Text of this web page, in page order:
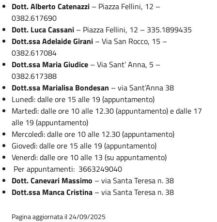
Dott. Alberto Catenazzi – Piazza Fellini, 12 –
0382.617690
Dott. Luca Cassani – Piazza Fellini, 12 – 335.1899435
Dott.ssa Adelaide Girani – Via San Rocco, 15 –
0382.617084
Dott.ssa Maria Giudice – Via Sant’ Anna, 5 –
0382.617388
Dott.ssa Marialisa Bondesan – via Sant’Anna 38
Lunedì: dalle ore 15 alle 19 (appuntamento)
Martedì: dalle ore 10 alle 12.30 (appuntamento) e dalle 17
alle 19 (appuntamento)
Mercoledì: dalle ore 10 alle 12.30 (appuntamento)
Giovedì: dalle ore 15 alle 19 (appuntamento)
Venerdì: dalle ore 10 alle 13 (su appuntamento)
Per appuntamenti: 3663249040
Dott. Canevari Massimo – via Santa Teresa n. 38
Dott.ssa Manca Cristina – via Santa Teresa n. 38
Pagina aggiornata il 24/09/2025